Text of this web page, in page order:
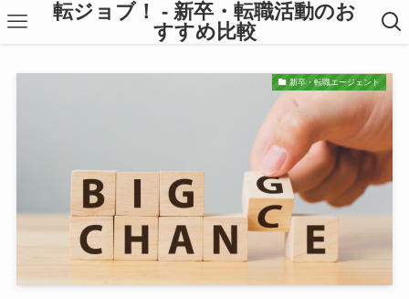
転ジョブ！ - 新卒・転職活動のお
すすめ比較
新卒・転職エージェント